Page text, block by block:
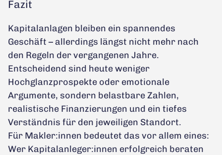
Fazit
Kapitalanlagen bleiben ein spannendes
Geschäft – allerdings längst nicht mehr nach
den Regeln der vergangenen Jahre.
Entscheidend sind heute weniger
Hochglanzprospekte oder emotionale
Argumente, sondern belastbare Zahlen,
realistische Finanzierungen und ein tiefes
Verständnis für den jeweiligen Standort.
Für Makler:innen bedeutet das vor allem eines:
Wer Kapitalanleger:innen erfolgreich beraten